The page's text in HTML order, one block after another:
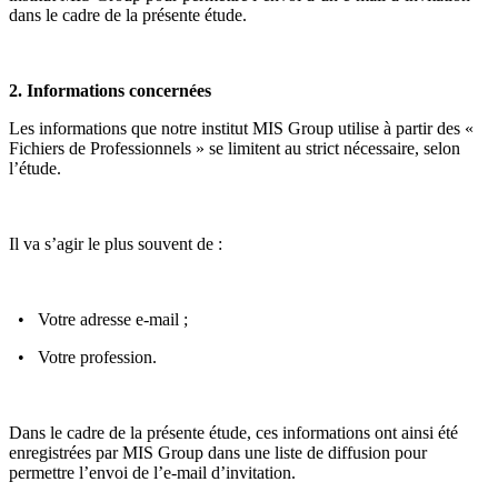
dans le cadre de la présente étude.
2. Informations concernées
Les informations que notre institut MIS Group utilise à partir des «
Fichiers de Professionnels » se limitent au strict nécessaire, selon
l’étude.
Il va s’agir le plus souvent de :
• Votre adresse e-mail ;
• Votre profession.
Dans le cadre de la présente étude, ces informations ont ainsi été
enregistrées par MIS Group dans une liste de diffusion pour
permettre l’envoi de l’e-mail d’invitation.